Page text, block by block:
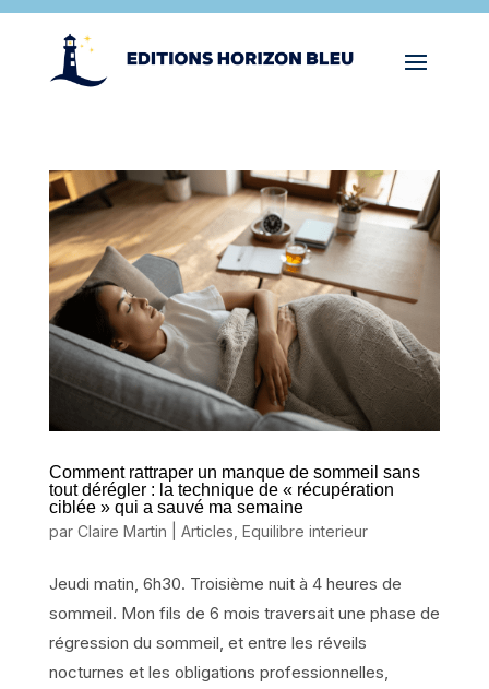
Comment rattraper un manque de sommeil sans
tout dérégler : la technique de « récupération
ciblée » qui a sauvé ma semaine
par Claire Martin Articles Equilibre interieur
Jeudi matin, 6h30. Troisième nuit à 4 heures de
sommeil. Mon fils de 6 mois traversait une phase de
régression du sommeil, et entre les réveils
nocturnes et les obligations professionnelles,